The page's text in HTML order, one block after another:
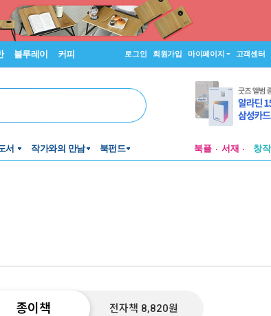
블루레이 커피 로그인 회원가입 마이페이지 고객센터
서 작가와의 만남 북펀드 북플 서재
투비
종이책 전자책 8,820원